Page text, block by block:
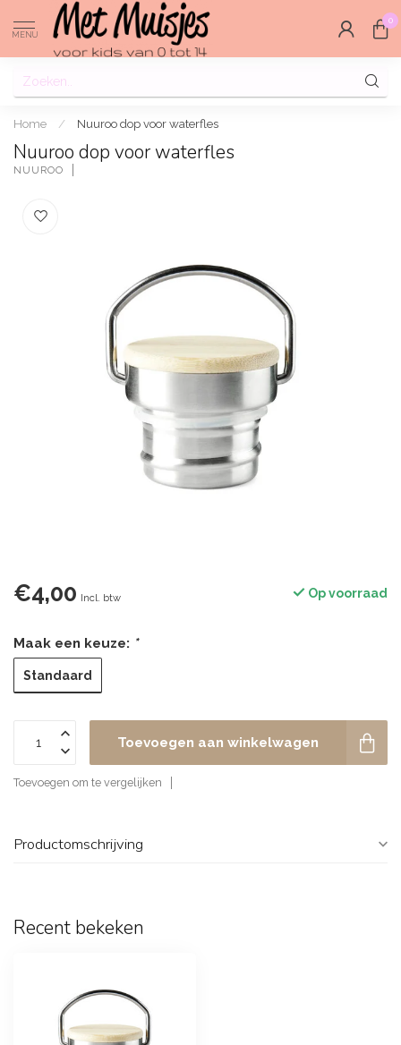
MENU
0
Home / Nuuroo dop voor waterfles
Nuuroo dop voor waterfles
NUUROO
€4,00 Incl. btw Op voorraad
Maak een keuze: *
Standaard
Toevoegen aan winkelwagen
Toevoegen om te vergelijken
Productomschrijving
Recent bekeken